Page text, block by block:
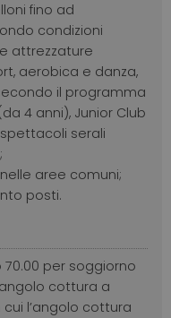
fino ad
condizioni
attrezzature
aerobica e danza,
il programma
4 anni), Junior Club
serali
aree comuni;
posti.
70.00 per soggiorno
cottura a
l’angolo cottura